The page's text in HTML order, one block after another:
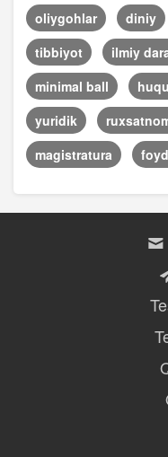
oliygohlar
diniy
tibbiyot
ilmiy
minimal ball
yuridik
magistratura